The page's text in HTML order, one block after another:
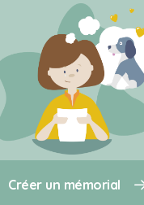
Créer un mémorial
Qui sommes-nous ?
Créer un mémorial